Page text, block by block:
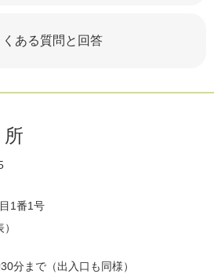
くある質問と回答
1番1号
分まで（出入口も同様）